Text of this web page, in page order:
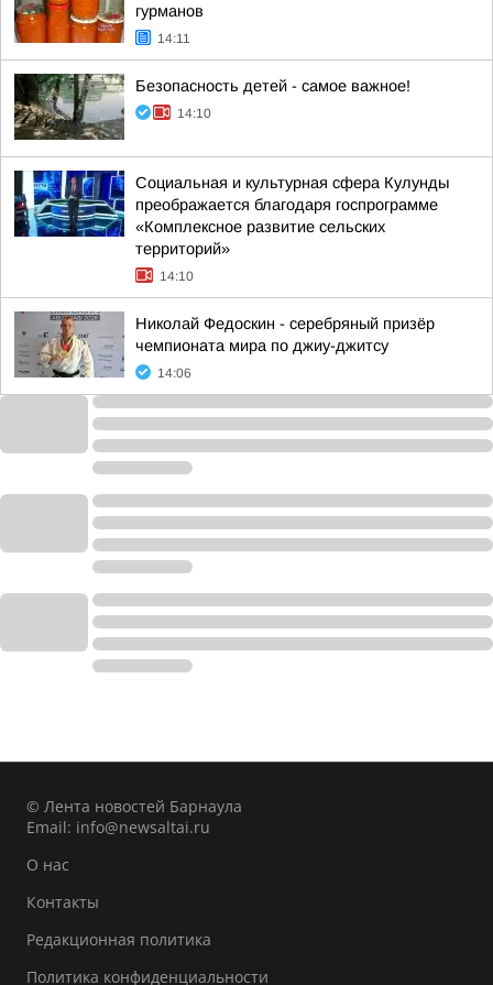
гурманов
14:11
Безопасность детей - самое важное!
14:10
Социальная и культурная сфера Кулунды
преображается благодаря госпрограмме
«Комплексное развитие сельских
территорий»
14:10
Николай Федоскин - серебряный призёр
чемпионата мира по джиу-джитсу
14:06
© Лента новостей Барнаула
Email: info@newsaltai.ru
О нас
Контакты
Редакционная политика
Политика конфиденциальности